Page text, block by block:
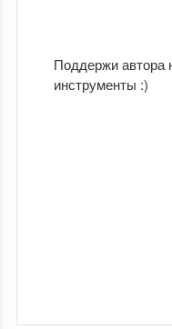
Поддержи автора
инструменты :)